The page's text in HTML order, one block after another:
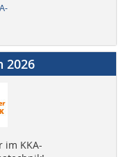
2026
im KKA-